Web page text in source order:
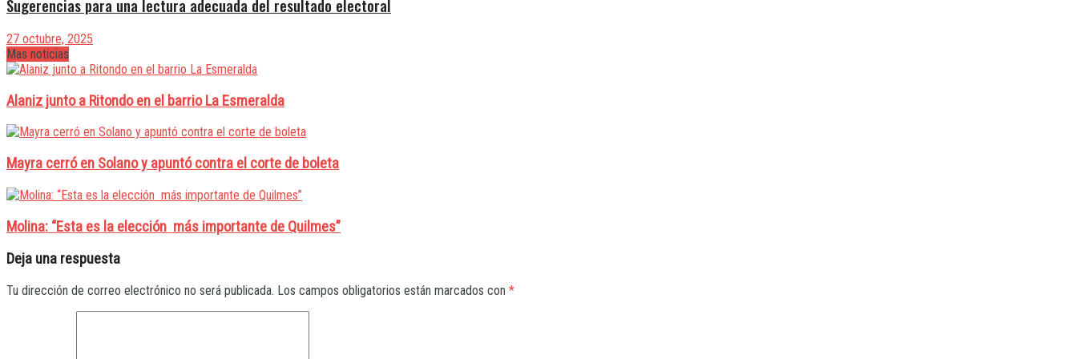
Sugerencias para una lectura adecuada del resultado electoral
27 octubre, 2025
Mas noticias
Alaniz junto a Ritondo en el barrio La Esmeralda
Mayra cerró en Solano y apuntó contra el corte de boleta
Molina: “Esta es la elección más importante de Quilmes”
Deja una respuesta
Tu dirección de correo electrónico no será publicada. Los campos obligatorios están marcados con *